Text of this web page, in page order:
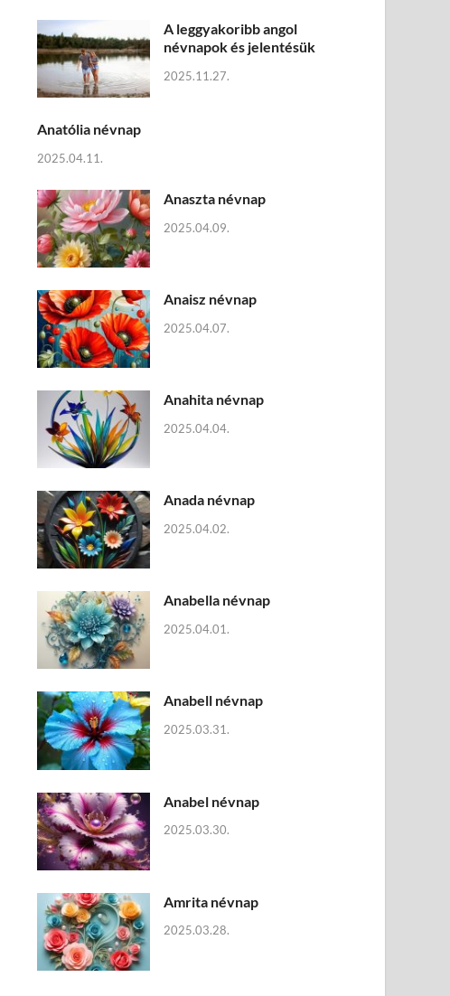
A leggyakoribb angol
névnapok és jelentésük
2025.11.27.
Anatólia névnap
2025.04.11.
Anaszta névnap
2025.04.09.
Anaisz névnap
2025.04.07.
Anahita névnap
2025.04.04.
Anada névnap
2025.04.02.
Anabella névnap
2025.04.01.
Anabell névnap
2025.03.31.
Anabel névnap
2025.03.30.
Amrita névnap
2025.03.28.